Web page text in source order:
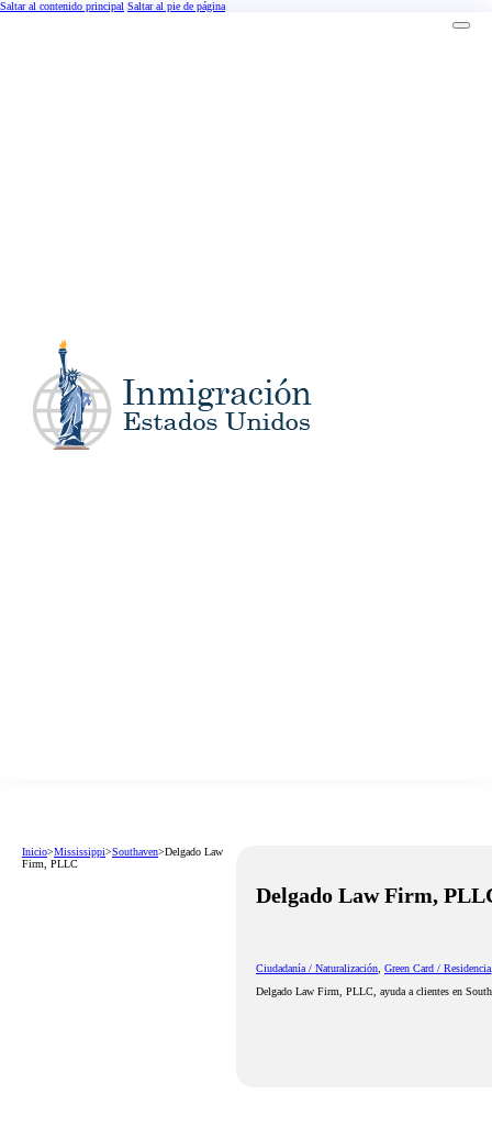
Saltar al contenido principal Saltar al pie de página
Inicio>Mississippi>Southaven>Delgado Law
Firm, PLLC
Delgado Law Firm,
Ciudadanía / Naturalización,Green Card / Residencia
Delgado Law Firm, PLLC, ayuda a clientes en